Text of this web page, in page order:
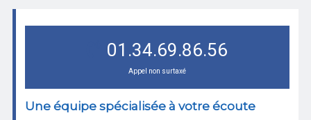
01.34.69.86.56
Appel non surtaxé
Une équipe spécialisée à votre écoute